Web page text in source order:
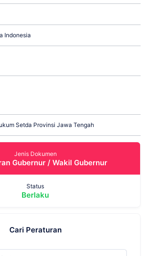
Indonesia
Setda Provinsi Jawa Tengah
Jenis Dokumen
Gubernur / Wakil Gubernur
Status
Berlaku
Cari Peraturan